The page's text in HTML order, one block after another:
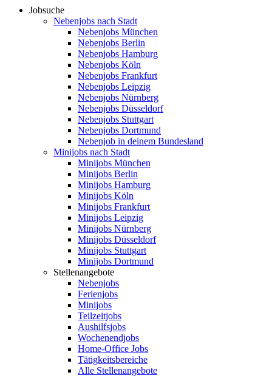
Jobsuche
Nebenjobs nach Stadt
Nebenjobs München
Nebenjobs Berlin
Nebenjobs Hamburg
Nebenjobs Köln
Nebenjobs Frankfurt
Nebenjobs Leipzig
Nebenjobs Nürnberg
Nebenjobs Düsseldorf
Nebenjobs Stuttgart
Nebenjobs Dortmund
Nebenjob in deinem Bundesland
Minijobs nach Stadt
Minijobs München
Minijobs Berlin
Minijobs Hamburg
Minijobs Köln
Minijobs Frankfurt
Minijobs Leipzig
Minijobs Nürnberg
Minijobs Düsseldorf
Minijobs Stuttgart
Minijobs Dortmund
Stellenangebote
Nebenjobs
Ferienjobs
Minijobs
Teilzeitjobs
Aushilfsjobs
Wochenendjobs
Home-Office Jobs
Tätigkeitsbereiche
Alle Stellenangebote